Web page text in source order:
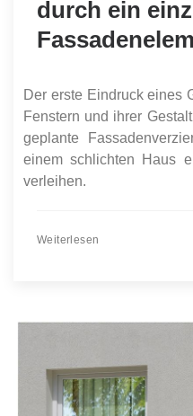
durch ein
Der erste Eindruck eines
Fenstern und ihrer
geplante
einem schlichten Haus
verleihen.
Weiterlesen